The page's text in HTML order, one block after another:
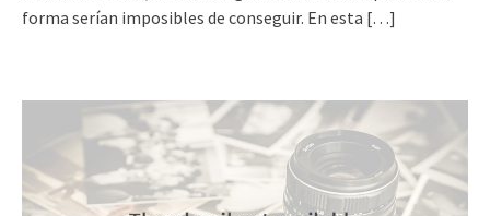
forma serían imposibles de conseguir. En esta […]